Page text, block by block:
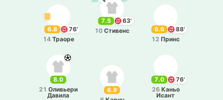
8.0
21 Оли­вье­ри
Давила
6.9
7.0
76'
26 Каньо
Исант
6.6
88'
12 Принс
7.5
63'
10 Сти­венс
6.8
76'
14 Траоре